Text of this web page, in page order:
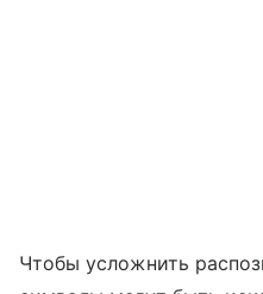
Чтобы усложнить